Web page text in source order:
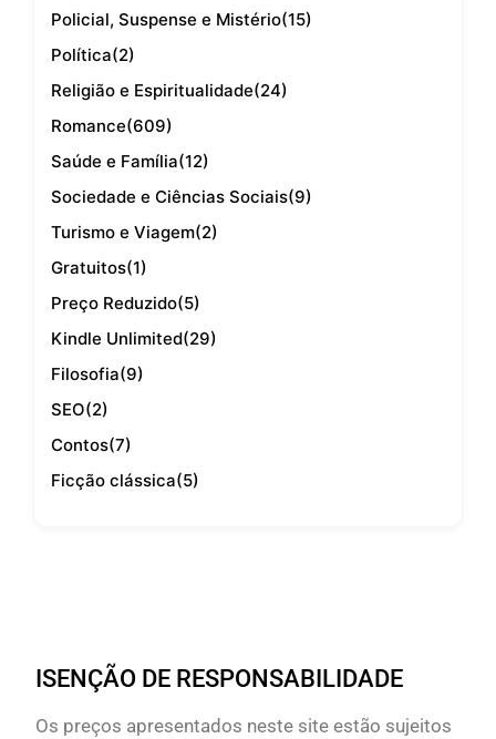
Policial, Suspense e Mistério(15)
Política(2)
Religião e Espiritualidade(24)
Romance(609)
Saúde e Família(12)
Sociedade e Ciências Sociais(9)
Turismo e Viagem(2)
Gratuitos(1)
Preço Reduzido(5)
Kindle Unlimited(29)
Filosofia(9)
SEO(2)
Contos(7)
Ficção clássica(5)
ISENÇÃO DE RESPONSABILIDADE
Os preços apresentados neste site estão sujeitos